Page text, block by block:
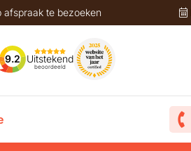
afspraak te bezoeken
9.2 Uitstekend
beoordeeld